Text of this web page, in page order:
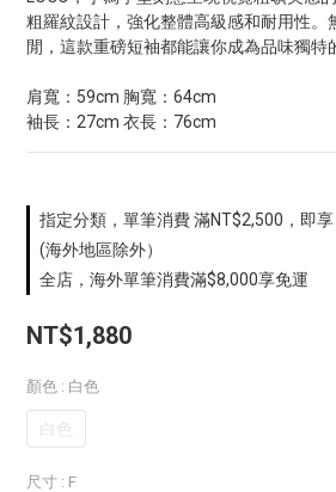
粗羅紋設計，強化整體高級感和耐用性。
閒，這款重磅短袖都能讓你成為品味獨特
肩寬：59cm 胸寬：64cm
袖長：27cm 衣長：76cm
指定分類，單筆消費 滿NT$2,500，即
(海外地區除外）
全店，海外單筆消費滿$8,000享免運
NT$1,880
顏色 : 白色
白色
尺寸 : F